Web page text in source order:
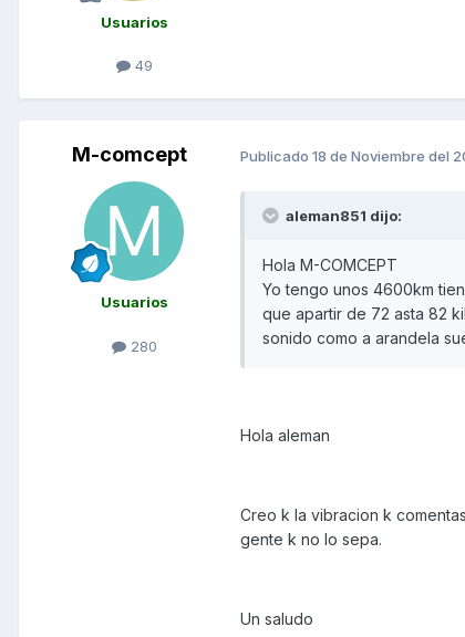
Usuarios
49
M-comcept
Usuarios
280
Publicado 18 de Noviembre del
aleman851 dijo:
Hola M-COMCEPT
Yo tengo unos 4600km
que apartir de 72 asta 82
sonido como a arandela
Hola aleman
Creo k la vibracion k
gente k no lo sepa.
Un saludo